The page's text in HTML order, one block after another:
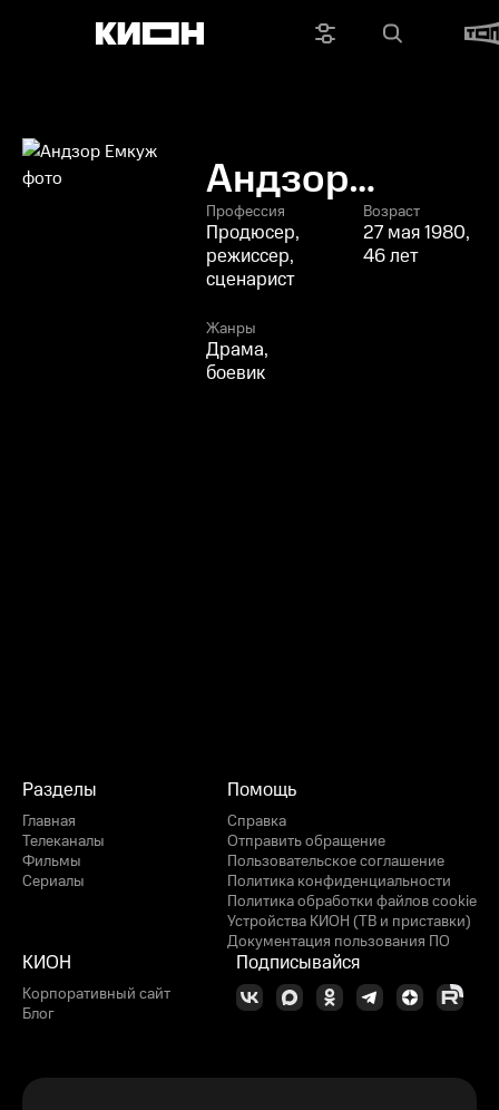
Андзор
Емкуж
Профессия
Продюсер,
режиссер,
сценарист
Возраст
27 мая 1980,
46 лет
Жанры
Драма,
боевик
Разделы
Главная
Телеканалы
Фильмы
Сериалы
Помощь
Справка
Отправить обращение
Пользовательское соглашение
Политика конфиденциальности
Политика обработки файлов cookie
Устройства КИОН (ТВ и приставки)
Документация пользования ПО
КИОН
Корпоративный сайт
Блог
Подписывайся